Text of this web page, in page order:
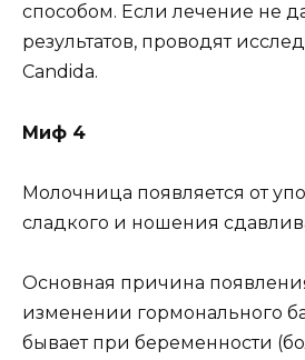
способом. Если лечение не
результатов, проводят
Candida.
Миф 4
Молочница появляется от
сладкого и ношения
Основная причина
изменении гормонального
бывает при беременности